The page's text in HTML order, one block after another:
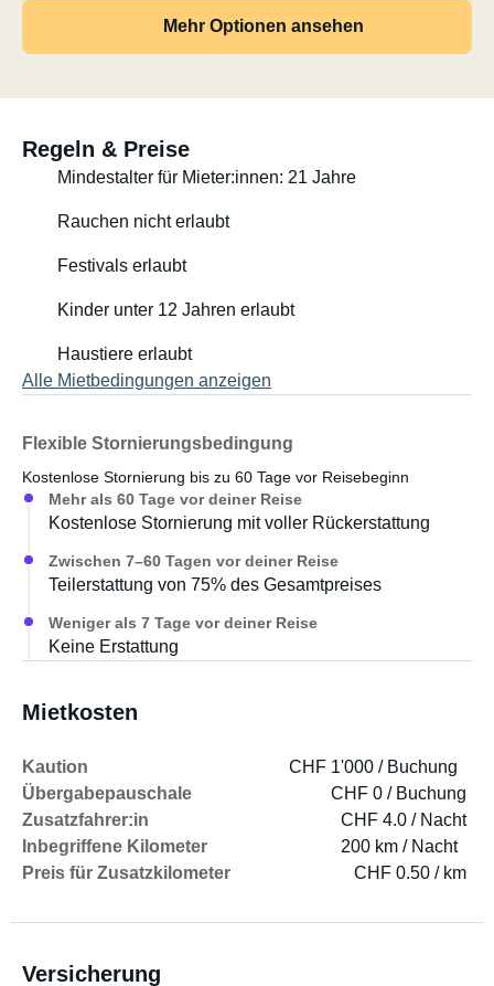
Mehr Optionen ansehen
Regeln & Preise
Mindestalter für Mieter:innen: 21 Jahre
Rauchen nicht erlaubt
Festivals erlaubt
Kinder unter 12 Jahren erlaubt
Haustiere erlaubt
Alle Mietbedingungen anzeigen
Flexible Stornierungsbedingung
Kostenlose Stornierung bis zu 60 Tage vor Reisebeginn
Mehr als 60 Tage vor deiner Reise
Kostenlose Stornierung mit voller Rückerstattung
Zwischen 7–60 Tagen vor deiner Reise
Teilerstattung von 75% des Gesamtpreises
Weniger als 7 Tage vor deiner Reise
Keine Erstattung
Mietkosten
Kaution
CHF 1'000 / Buchung
Übergabepauschale
CHF 0 / Buchung
Zusatzfahrer:in
CHF 4.0 / Nacht
Inbegriffene Kilometer
200 km / Nacht
Preis für Zusatzkilometer
CHF 0.50 / km
Versicherung